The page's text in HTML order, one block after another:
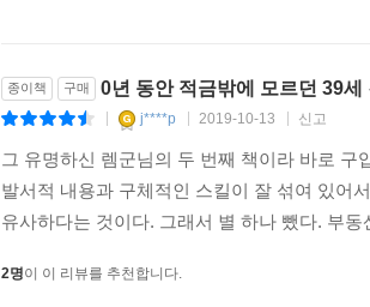
종이책 구매 0년 동안 적금밖에 모르던 39
j****p 2019-10-13 신고
그 유명하신 렘군님의 두 번째 책이라 바로
발서적 내용과 구체적인 스킬이 잘 섞여 있어
유사하다는 것이다. 그래서 별 하나 뺐다. 부
2명이 이 리뷰를 추천합니다.